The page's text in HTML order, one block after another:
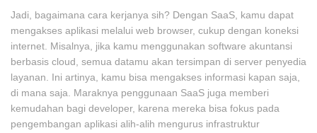
Jadi, bagaimana cara kerjanya sih? Dengan SaaS, kamu dapat
mengakses aplikasi melalui web browser, cukup dengan koneksi
internet. Misalnya, jika kamu menggunakan software akuntansi
berbasis cloud, semua datamu akan tersimpan di server penyedia
layanan. Ini artinya, kamu bisa mengakses informasi kapan saja,
di mana saja. Maraknya penggunaan SaaS juga memberi
kemudahan bagi developer, karena mereka bisa fokus pada
pengembangan aplikasi alih-alih mengurus infrastruktur